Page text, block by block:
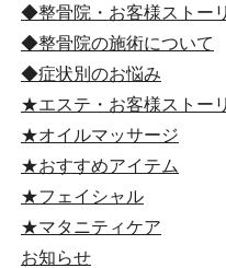
◆整骨院・お客様ストー
◆整骨院の施術について
◆症状別のお悩み
★エステ・お客様ストー
★オイルマッサージ
★おすすめアイテム
★フェイシャル
★マタニティケア
お知らせ